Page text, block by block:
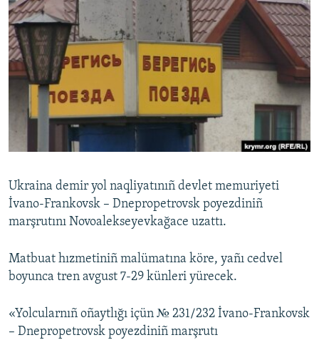
SÜRET
BLOGLAR
FİKİR
Русский
Українською
Ukraina demir yol naqliyatınıñ devlet memuriyeti
İvano-Frankovsk – Dnepropetrovsk poyezdiniñ
marşrutını Novoalekseyevkağace uzattı.
Matbuat hızmetiniñ malümatına köre, yañı cedvel
boyunca tren avgust 7-29 künleri yürecek.
«Yolcularnıñ oñaytlığı içün № 231/232 İvano-Frankovsk
– Dnepropetrovsk poyezdiniñ marşrutı